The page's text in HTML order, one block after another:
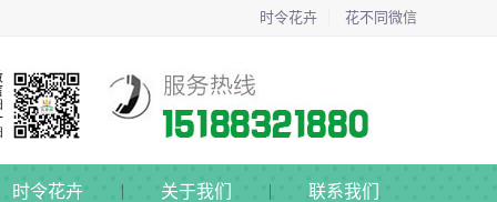
时令花卉 花不同微信
时令花卉 关于我们 联系我们